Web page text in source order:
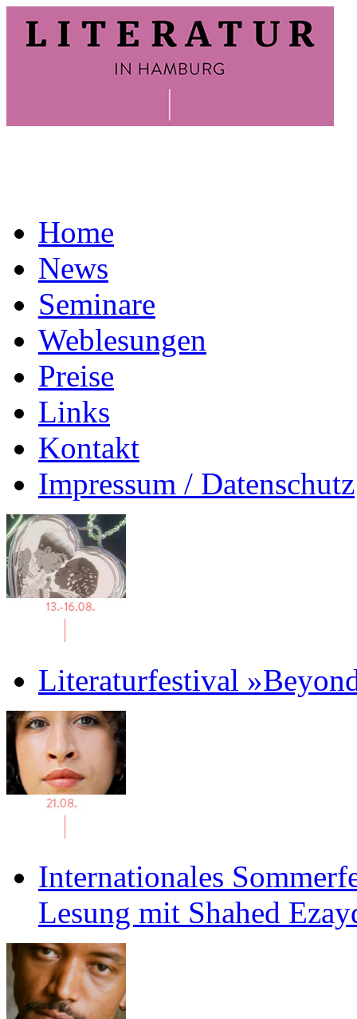
Home
News
Seminare
Weblesungen
Preise
Links
Kontakt
Impressum / Datenschutz
Literaturfestival
Internationales
Lesung mit Shahed